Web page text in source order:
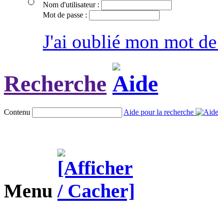
Nom d'utilisateur :
Mot de passe :
J'ai oublié mon mot de
Recherche
Contenu Aide pour la recherche
Menu